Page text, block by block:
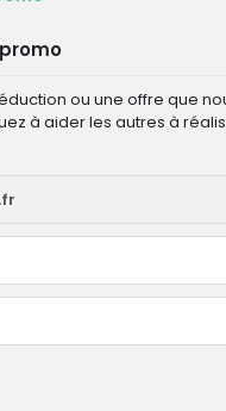
ou une offre que
à aider les autres à